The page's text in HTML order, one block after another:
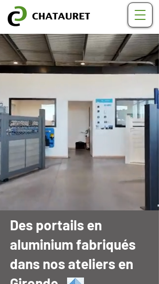
Des portails en
aluminium fabriqués
dans nos ateliers en